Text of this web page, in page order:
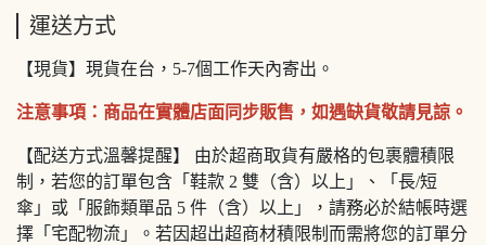
運送方式
【現貨】現貨在台，5-7個工作天內寄出。
注意事項：商品在實體店面同步販售，如遇缺貨敬請見諒。
【配送方式溫馨提醒】 由於超商取貨有嚴格的包裹體積限
制，若您的訂單包含「鞋款 2 雙（含）以上」、「長/短
傘」或「服飾類單品 5 件（含）以上」，請務必於結帳時選
擇「宅配物流」。若因超出超商材積限制而需將您的訂單分